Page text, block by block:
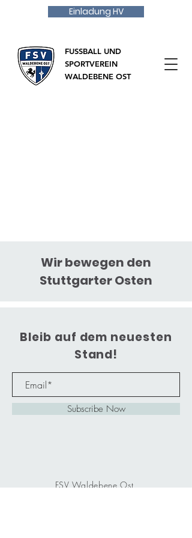
FUSSBALL UND
SPORTVEREIN
WALDEBENE OST
Einladung HV
Wir bewegen den
Stuttgarter Osten
Bleib auf dem neuesten
Stand!
Subscribe Now
FSV Waldebene Ost